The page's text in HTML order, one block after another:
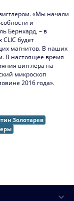
«Мы начали
и
Бернхард, – в
будет
магнитов. В наших
В настоящее время
вигглера на
микроскоп
2016 года».
Золотарев